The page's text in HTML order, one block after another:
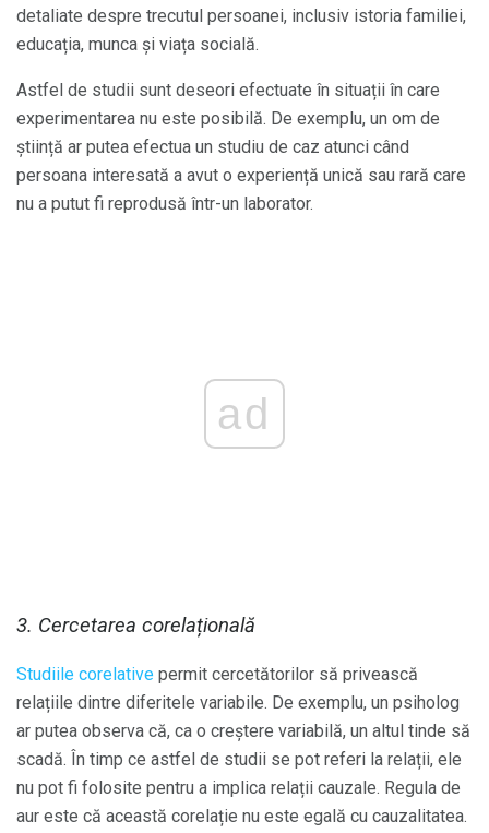
detaliate despre trecutul persoanei, inclusiv istoria familiei,
educația, munca și viața socială.
Astfel de studii sunt deseori efectuate în situații în care
experimentarea nu este posibilă. De exemplu, un om de
știință ar putea efectua un studiu de caz atunci când
persoana interesată a avut o experiență unică sau rară care
nu a putut fi reprodusă într-un laborator.
ad
3. Cercetarea corelațională
Studiile corelative permit cercetătorilor să privească
relațiile dintre diferitele variabile. De exemplu, un psiholog
ar putea observa că, ca o creștere variabilă, un altul tinde să
scadă. În timp ce astfel de studii se pot referi la relații, ele
nu pot fi folosite pentru a implica relații cauzale. Regula de
aur este că această corelație nu este egală cu cauzalitatea.